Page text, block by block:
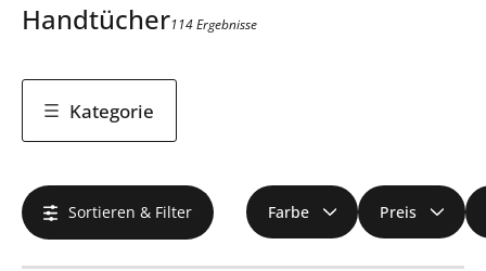
Handtücher114 Ergebnisse
Kategorie
Sortieren & Filter Farbe Preis